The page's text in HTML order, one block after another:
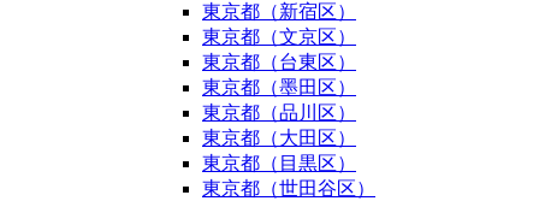
東京都（新宿区）
東京都（文京区）
東京都（台東区）
東京都（墨田区）
東京都（品川区）
東京都（大田区）
東京都（目黒区）
東京都（世田谷区）